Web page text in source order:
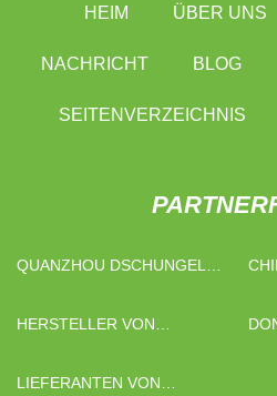
HEIM ÜBER UNS
NACHRICHT BLOG
SEITENVERZEICHNIS
QUANZHOU DSCHUNGEL
LTD
HERSTELLER VON
IN CHINA
LIEFERANTEN VON